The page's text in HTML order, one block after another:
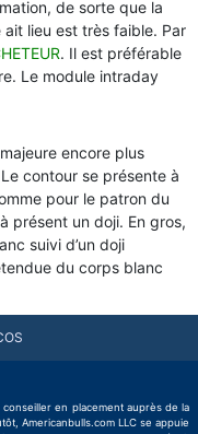
de sorte que la
ait lieu est très faible. Par
. Il est préférable
Le module intraday
encore plus
contour se présente à
pour le patron du
présent un doji. En gros,
suivi d’un doji
du corps blanc
en placement auprès de la
Americanbulls.com LLC se appuie